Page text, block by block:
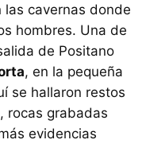
las cavernas donde
hombres. Una de
de Positano
, en la pequeña
se hallaron restos
rocas grabadas
evidencias